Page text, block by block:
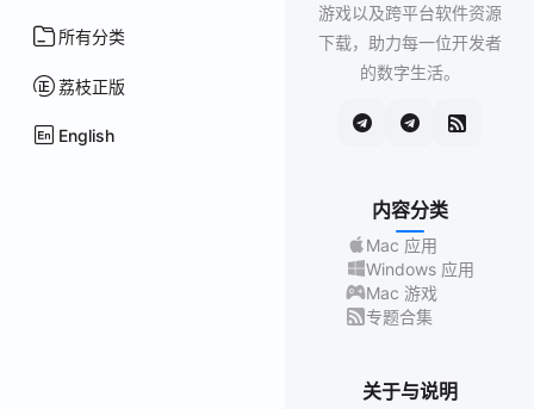
所有分类
荔枝正版
English
游戏以及跨平台软件资源
下载，助力每一位开发者
的数字生活。
内容分类
Mac 应用
Windows 应用
Mac 游戏
专题合集
关于与说明